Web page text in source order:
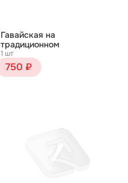
Гавайская на
традиционном
1 шт
750 ₽